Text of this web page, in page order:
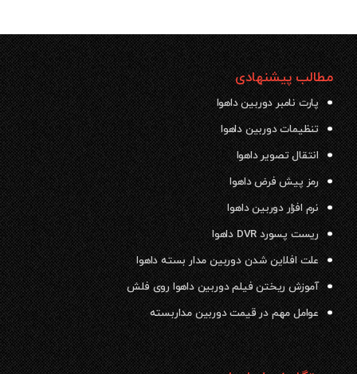
مطالب پیشنهادی
پارت نامبر دوربین داهوا
تنظیمات دوربین داهوا
انتقال تصویر داهوا
رمز پیش فرض داهوا
نرم افزار دوربین داهوا
ریست پسورد DVR داهوا
علت افلاین شدن دوربین مدار بسته داهوا
آموزش ریختن فیلم دوربین داهوا روی فلش
عوامل مهم در قیمت دوربین مداربسته